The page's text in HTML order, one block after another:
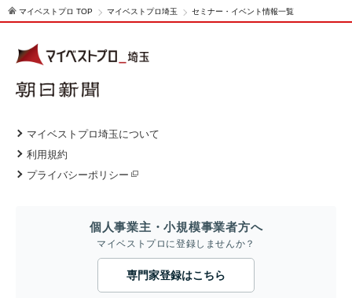
マイベストプロ TOP マイベストプロ埼玉 セミナー・イベント情報一覧
マイベストプロ埼玉について
利用規約
プライバシーポリシー
個人事業主・小規模事業者方へ
マイベストプロに登録しませんか？
専門家登録はこちら